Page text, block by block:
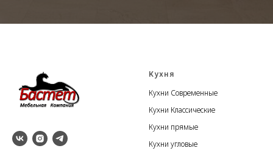
Кухня
Кухни Современные
Кухни Классические
Кухни прямые
Кухни угловые